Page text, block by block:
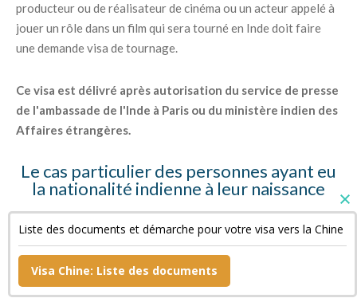
producteur ou de réalisateur de cinéma ou un acteur appelé à
jouer un rôle dans un film qui sera tourné en Inde doit faire
une demande visa de tournage.
Ce visa est délivré après autorisation du service de presse
de l'ambassade de l'Inde à Paris ou du ministère indien des
Affaires étrangères.
Le cas particulier des personnes ayant eu
la nationalité indienne à leur naissance
Ces personnes doivent fournir des copies de leur « Surrender
Certificate » et de leur passeport indien annulé ainsi qu'une
déclaration sur l'honneur.
Liste des documents et démarche pour votre visa vers la Chine
Visa Chine: Liste des documents